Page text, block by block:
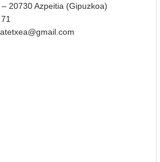
– 20730 Azpeitia (Gipuzkoa)